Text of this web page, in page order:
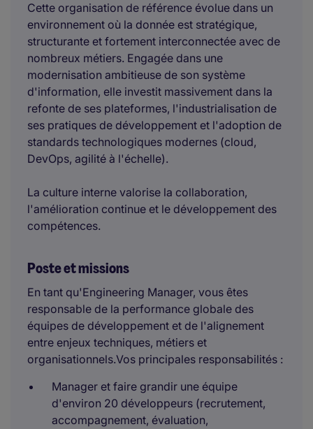
Cette organisation de référence évolue dans un
environnement où la donnée est stratégique,
structurante et fortement interconnectée avec de
nombreux métiers. Engagée dans une
modernisation ambitieuse de son système
d'information, elle investit massivement dans la
refonte de ses plateformes, l'industrialisation de
ses pratiques de développement et l'adoption de
standards technologiques modernes (cloud,
DevOps, agilité à l'échelle).
La culture interne valorise la collaboration,
l'amélioration continue et le développement des
compétences.
Poste et missions
En tant qu'Engineering Manager, vous êtes
responsable de la performance globale des
équipes de développement et de l'alignement
entre enjeux techniques, métiers et
organisationnels.Vos principales responsabilités :
Manager et faire grandir une équipe
d'environ 20 développeurs (recrutement,
accompagnement, évaluation,